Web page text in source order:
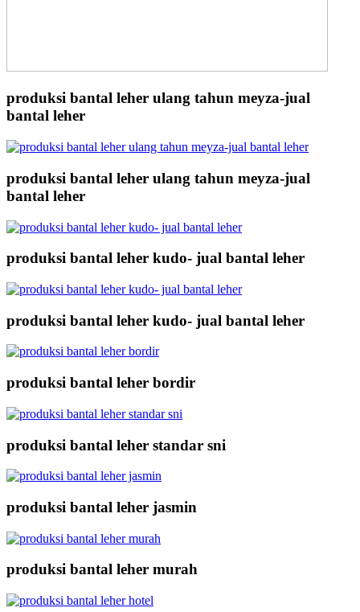
produksi bantal leher ulang tahun meyza-jual
bantal leher
produksi bantal leher ulang tahun meyza-jual
bantal leher
produksi bantal leher kudo- jual bantal leher
produksi bantal leher kudo- jual bantal leher
produksi bantal leher bordir
produksi bantal leher standar sni
produksi bantal leher jasmin
produksi bantal leher murah